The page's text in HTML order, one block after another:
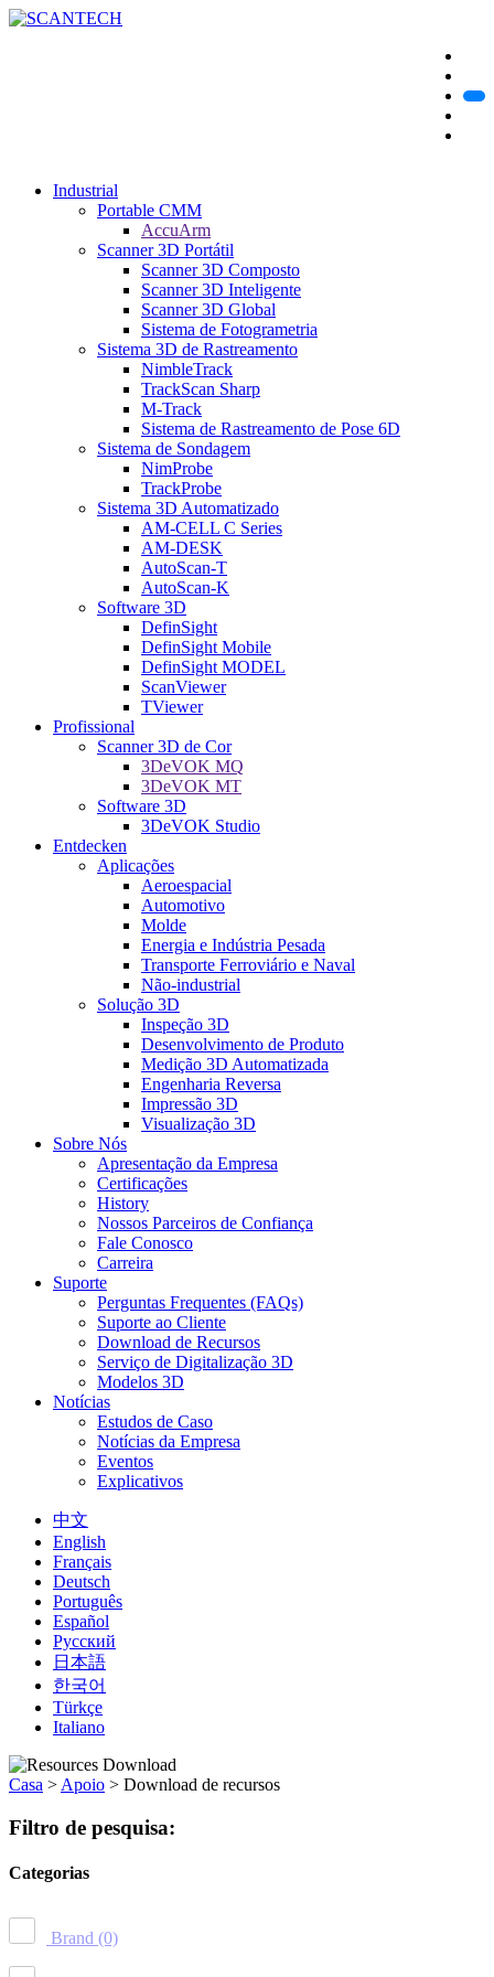
Industrial
Portable CMM
AccuArm
Scanner 3D Portátil
Scanner 3D Composto
Scanner 3D Inteligente
Scanner 3D Global
Sistema de Fotogrametria
Sistema 3D de Rastreamento
NimbleTrack
TrackScan Sharp
M-Track
Sistema de Rastreamento de Pose 6D
Sistema de Sondagem
NimProbe
TrackProbe
Sistema 3D Automatizado
AM-CELL C Series
AM-DESK
AutoScan-T
AutoScan-K
Software 3D
DefinSight
DefinSight Mobile
DefinSight MODEL
ScanViewer
TViewer
Profissional
Scanner 3D de Cor
3DeVOK MQ
3DeVOK MT
Software 3D
3DeVOK Studio
Entdecken
Aplicações
Aeroespacial
Automotivo
Molde
Energia e Indústria Pesada
Transporte Ferroviário e Naval
Não-industrial
Solução 3D
Inspeção 3D
Desenvolvimento de Produto
Medição 3D Automatizada
Engenharia Reversa
Impressão 3D
Visualização 3D
Sobre Nós
Apresentação da Empresa
Certificações
History
Nossos Parceiros de Confiança
Fale Conosco
Carreira
Suporte
Perguntas Frequentes (FAQs)
Suporte ao Cliente
Download de Recursos
Serviço de Digitalização 3D
Modelos 3D
Notícias
Estudos de Caso
Notícias da Empresa
Eventos
Explicativos
中文
English
Français
Deutsch
Português
Español
Русский
日本語
한국어
Türkçe
Italiano
Casa > Apoio > Download de recursos
Filtro de pesquisa:
Categorias
Brand (0)